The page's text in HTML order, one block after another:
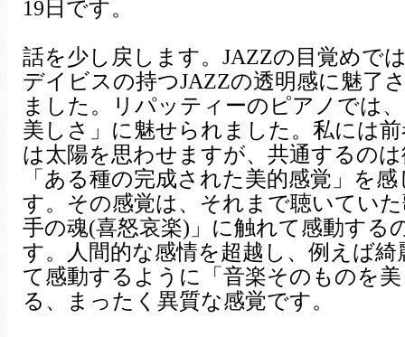
19日です。
話を少し戻します。JAZZの目覚めで
デイビスの持つJAZZの透明感に魅了
ました。リパッティーのピアノでは
美しさ」に魅せられました。私には
は太陽を思わせますが、共通するの
「ある種の完成された美的感覚」を
す。その感覚は、それまで聴いてい
手の魂(喜怒哀楽)」に触れて感動する
す。人間的な感情を超越し、例えば綺
て感動するように「音楽そのものを
る、まったく異質な感覚です。